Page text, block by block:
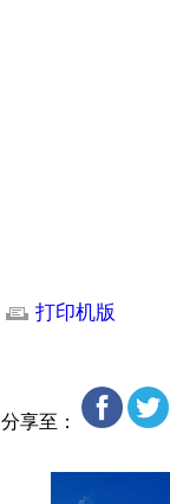
打印机版
分享至：